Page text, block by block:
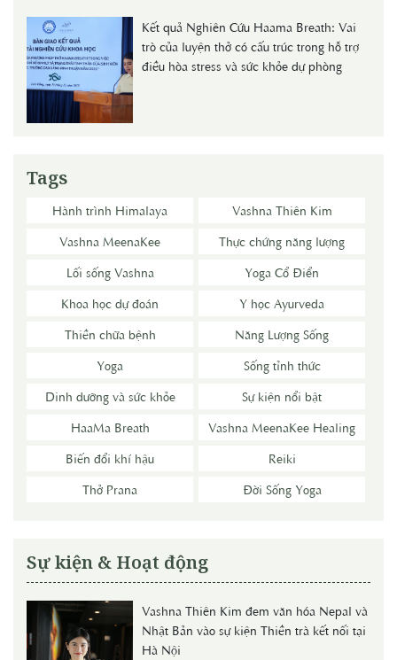
Kết quả Nghiên Cứu Haama Breath: Vai
trò của luyện thở có cấu trúc trong hỗ trợ
điều hòa stress và sức khỏe dự phòng
Tags
Hành trình Himalaya
Vashna Thiên Kim
Vashna MeenaKee
Thực chứng năng lượng
Lối sống Vashna
Yoga Cổ Điển
Khoa học dự đoán
Y học Ayurveda
Thiền chữa bệnh
Năng Lượng Sống
Yoga
Sống tỉnh thức
Dinh dưỡng và sức khỏe
Sự kiện nổi bật
HaaMa Breath
Vashna MeenaKee Healing
Biến đổi khí hậu
Reiki
Thở Prana
Đời Sống Yoga
Sự kiện & Hoạt động
Vashna Thiên Kim đem văn hóa Nepal và
Nhật Bản vào sự kiện Thiền trà kết nối tại
Hà Nội